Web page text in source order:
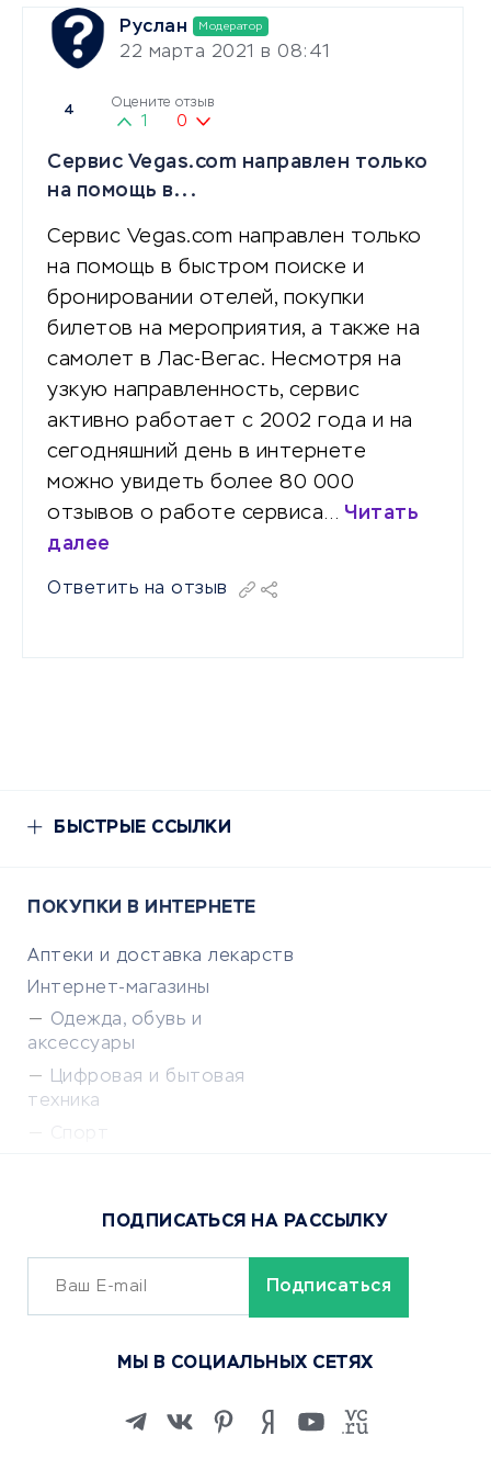
Руслан Модератор
22 марта 2021 в 08:41
4
Оцените отзыв
1 0
Сервис Vegas.com направлен только
на помощь в...
Сервис Vegas.com направлен только
на помощь в быстром поиске и
бронировании отелей, покупки
билетов на мероприятия, а также на
самолет в Лас-Вегас. Несмотря на
узкую направленность, сервис
активно работает с 2002 года и на
сегодняшний день в интернете
можно увидеть более 80 000
отзывов о работе сервиса… Читать
далее
Ответить на отзыв
БЫСТРЫЕ ССЫЛКИ
ПОКУПКИ В ИНТЕРНЕТЕ
Аптеки и доставка лекарств
Интернет-магазины
Одежда, обувь и
аксессуары
Цифровая и бытовая
техника
Сервисы доставки
ОБУЧЕНИЕ И РАБОТА
Изучение иностранных
ПОДПИСАТЬСЯ НА РАССЫЛКУ
МЫ В СОЦИАЛЬНЫХ СЕТЯХ